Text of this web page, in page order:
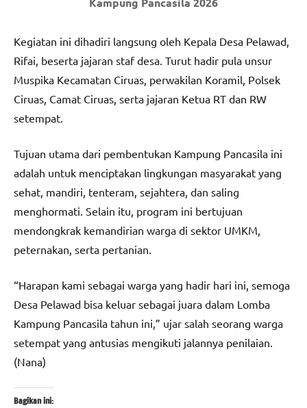
Kegiatan ini dihadiri langsung oleh Kepala Desa Pelawad,
Rifai, beserta jajaran staf desa. Turut hadir pula unsur
Muspika Kecamatan Ciruas, perwakilan Koramil, Polsek
Ciruas, Camat Ciruas, serta jajaran Ketua RT dan RW
setempat.
Tujuan utama dari pembentukan Kampung Pancasila ini
adalah untuk menciptakan lingkungan masyarakat yang
sehat, mandiri, tenteram, sejahtera, dan saling
menghormati. Selain itu, program ini bertujuan
mendongkrak kemandirian warga di sektor UMKM,
peternakan, serta pertanian.
“Harapan kami sebagai warga yang hadir hari ini, semoga
Desa Pelawad bisa keluar sebagai juara dalam Lomba
Kampung Pancasila tahun ini,” ujar salah seorang warga
setempat yang antusias mengikuti jalannya penilaian.
(Nana)
Bagikan ini: